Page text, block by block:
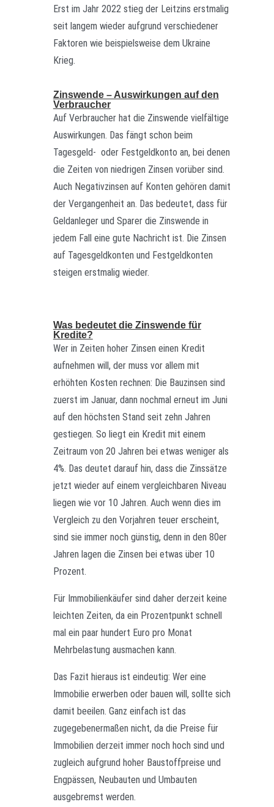
Erst im Jahr 2022 stieg der Leitzins erstmalig
seit langem wieder aufgrund verschiedener
Faktoren wie beispielsweise dem Ukraine
Krieg.
Zinswende – Auswirkungen auf den
Verbraucher
Auf Verbraucher hat die Zinswende vielfältige
Auswirkungen. Das fängt schon beim
Tagesgeld- oder Festgeldkonto an, bei denen
die Zeiten von niedrigen Zinsen vorüber sind.
Auch Negativzinsen auf Konten gehören damit
der Vergangenheit an. Das bedeutet, dass für
Geldanleger und Sparer die Zinswende in
jedem Fall eine gute Nachricht ist. Die Zinsen
auf Tagesgeldkonten und Festgeldkonten
steigen erstmalig wieder.
Was bedeutet die Zinswende für
Kredite?
Wer in Zeiten hoher Zinsen einen Kredit
aufnehmen will, der muss vor allem mit
erhöhten Kosten rechnen: Die Bauzinsen sind
zuerst im Januar, dann nochmal erneut im Juni
auf den höchsten Stand seit zehn Jahren
gestiegen. So liegt ein Kredit mit einem
Zeitraum von 20 Jahren bei etwas weniger als
4%. Das deutet darauf hin, dass die Zinssätze
jetzt wieder auf einem vergleichbaren Niveau
liegen wie vor 10 Jahren. Auch wenn dies im
Vergleich zu den Vorjahren teuer erscheint,
sind sie immer noch günstig, denn in den 80er
Jahren lagen die Zinsen bei etwas über 10
Prozent.
Für Immobilienkäufer sind daher derzeit keine
leichten Zeiten, da ein Prozentpunkt schnell
mal ein paar hundert Euro pro Monat
Mehrbelastung ausmachen kann.
Das Fazit hieraus ist eindeutig: Wer eine
Immobilie erwerben oder bauen will, sollte sich
damit beeilen. Ganz einfach ist das
zugegebenermaßen nicht, da die Preise für
Immobilien derzeit immer noch hoch sind und
zugleich aufgrund hoher Baustoffpreise und
Engpässen, Neubauten und Umbauten
ausgebremst werden.